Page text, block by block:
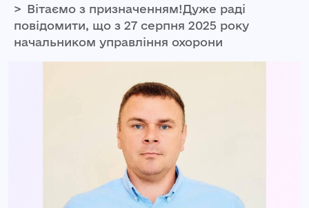
Вітаємо з призначенням!Дуже раді
повідомити, що з 27 серпня 2025 року
начальником управління охорони